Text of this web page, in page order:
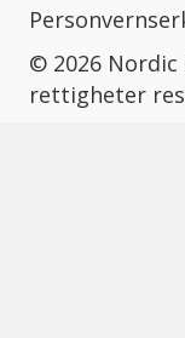
© 2026 Nordic
rettigheter